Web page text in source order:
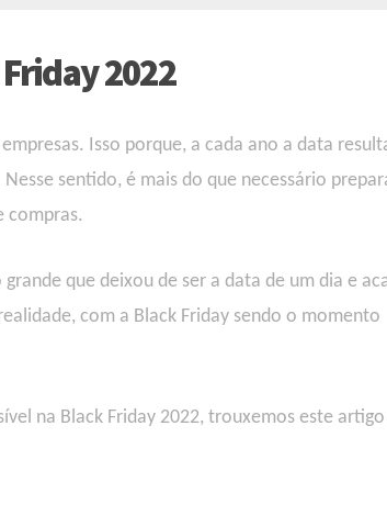
2022
. Isso porque, a cada ano a data
Nesse sentido, é mais do que necessário
compras.
que deixou de ser a data de um dia e
com a Black Friday sendo o momento
na Black Friday 2022, trouxemos este